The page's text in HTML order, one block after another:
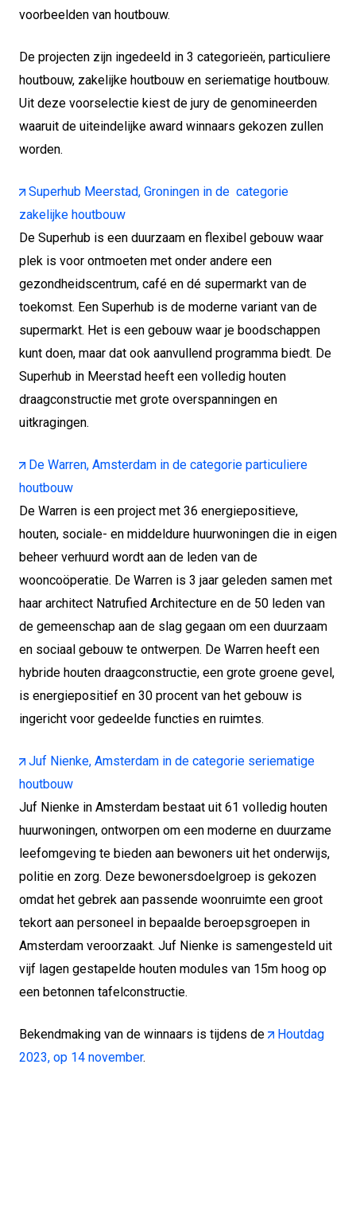
voorbeelden van houtbouw.
De projecten zijn ingedeeld in 3 categorieën, particuliere
houtbouw, zakelijke houtbouw en seriematige houtbouw.
Uit deze voorselectie kiest de jury de genomineerden
waaruit de uiteindelijke award winnaars gekozen zullen
worden.
Superhub Meerstad, Groningen in de categorie
zakelijke houtbouw
De Superhub is een duurzaam en flexibel gebouw waar
plek is voor ontmoeten met onder andere een
gezondheidscentrum, café en dé supermarkt van de
toekomst. Een Superhub is de moderne variant van de
supermarkt. Het is een gebouw waar je boodschappen
kunt doen, maar dat ook aanvullend programma biedt. De
Superhub in Meerstad heeft een volledig houten
draagconstructie met grote overspanningen en
uitkragingen.
De Warren, Amsterdam in de categorie particuliere
houtbouw
De Warren is een project met 36 energiepositieve,
houten, sociale- en middeldure huurwoningen die in eigen
beheer verhuurd wordt aan de leden van de
wooncoöperatie. De Warren is 3 jaar geleden samen met
haar architect Natrufied Architecture en de 50 leden van
de gemeenschap aan de slag gegaan om een duurzaam
en sociaal gebouw te ontwerpen. De Warren heeft een
hybride houten draagconstructie, een grote groene gevel,
is energiepositief en 30 procent van het gebouw is
ingericht voor gedeelde functies en ruimtes.
Juf Nienke, Amsterdam in de categorie seriematige
houtbouw
Juf Nienke in Amsterdam bestaat uit 61 volledig houten
huurwoningen, ontworpen om een moderne en duurzame
leefomgeving te bieden aan bewoners uit het onderwijs,
politie en zorg. Deze bewonersdoelgroep is gekozen
omdat het gebrek aan passende woonruimte een groot
tekort aan personeel in bepaalde beroepsgroepen in
Amsterdam veroorzaakt. Juf Nienke is samengesteld uit
vijf lagen gestapelde houten modules van 15m hoog op
een betonnen tafelconstructie.
Bekendmaking van de winnaars is tijdens de
Houtdag
2023, op 14 november.